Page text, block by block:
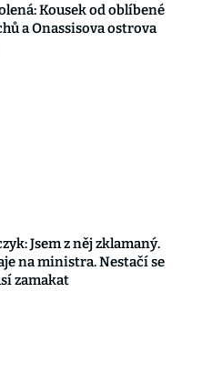
Kousek od oblíbené
a Onassisova ostrova
Jsem z něj zklamaný.
na ministra. Nestačí se
zamakat